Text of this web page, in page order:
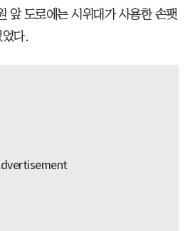
앞 도로에는 시위대가 사용한 손팻
었다.